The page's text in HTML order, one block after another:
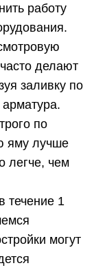
работу
делают
заливку по
по
яму лучше
легче, чем
течение 1
могут